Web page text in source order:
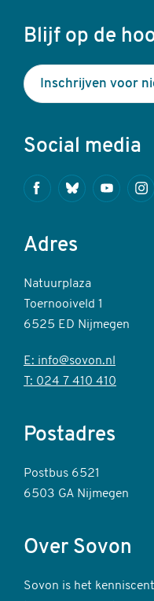
Blijf op de
Inschrijven voor
Social media
FacebookBlueskyYoutube
Adres
Natuurplaza
Toernooiveld 1
6525 ED Nijmegen
E: info@sovon.nl
T: 024 7 410 410
Postadres
Postbus 6521
6503 GA Nijmegen
Over Sovon
Sovon is het